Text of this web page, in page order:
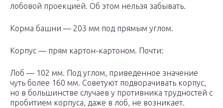
лобовой проекцией. Об этом нельзя забывать.
Корма башни — 203 мм под прямым углом.
Корпус — прям картон-картоном. Почти:
Лоб — 102 мм. Под углом, приведенное значение
чуть более 160 мм. Советуют подворачивать корпус,
но в большинстве случаев у противника трудностей с
пробитием корпуса, даже в лоб, не возникает.